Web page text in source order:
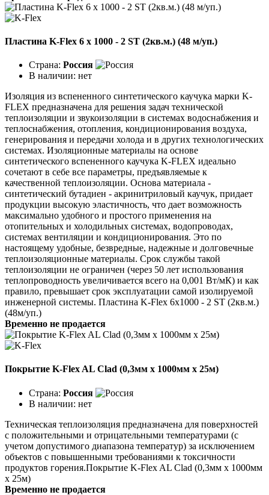
Пластина K-Flex 6 х 1000 - 2 ST (2кв.м.) (48 м/уп.)
Страна: Россия
В наличии: нет
Изоляция из вспененного синтетического каучука марки K-
FLEX предназначена для решения задач технической
теплоизоляции и звукоизоляции в системах водоснабжения и
теплоснабжения, отопления, кондиционирования воздуха,
генерирования и передачи холода и в других технологических
системах. Изоляционные материалы на основе
синтетического вспененного каучука K-FLEX идеально
сочетают в себе все параметры, предъявляемые к
качественной теплоизоляции. Основа материала -
синтетический бутадиен - акринитриловый каучук, придает
продукции высокую эластичность, что дает возможность
максимально удобного и простого применения на
отопительных и холодильных системах, водопроводах,
системах вентиляции и кондиционирования. Это по
настоящему удобные, безвредные, надежные и долговечные
теплоизоляционные материалы. Срок службы такой
теплоизоляции не ограничен (через 50 лет использования
теплопроводность увеличивается всего на 0,001 Вт/мК) и как
правило, превышает срок эксплуатации самой изолируемой
инженерной системы. Пластина K-Flex 6х1000 - 2 ST (2кв.м.)
(48м/уп.)
Временно не продается
Покрытие K-Flex AL Clad (0,3мм х 1000мм х 25м)
Страна: Россия
В наличии: нет
Техническая теплоизоляция предназначена для поверхностей
с положительными и отрицательными температурами (с
учетом допустимого диапазона температур) за исключением
объектов с повышенными требованиями к токсичности
продуктов горения.Покрытие K-Flex AL Clad (0,3мм х 1000мм
х 25м)
Временно не продается